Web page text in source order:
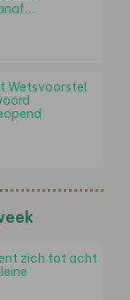
Wetsvoorstel
zich tot acht